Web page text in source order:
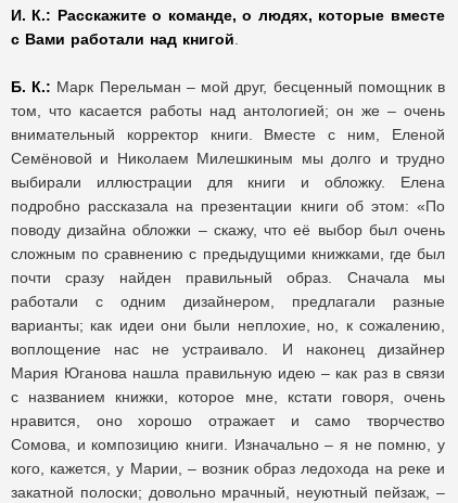
И. К.: Расскажите о команде, о людях, которые вместе
с Вами работали над книгой
Б. К.: Марк Перельман – мой друг, бесценный помощник в
том, что касается работы над антологией; он же – очень
внимательный корректор книги. Вместе с ним, Еленой
Семёновой и Николаем Милешкиным мы долго и трудно
выбирали иллюстрации для книги и обложку. Елена
подробно рассказала на презентации книги об этом: «По
поводу дизайна обложки – скажу, что её выбор был очень
сложным по сравнению с предыдущими книжками, где был
почти сразу найден правильный образ. Сначала мы
работали с одним дизайнером, предлагали разные
варианты; как идеи они были неплохие, но, к сожалению,
воплощение нас не устраивало. И наконец дизайнер
Мария Юганова нашла правильную идею – как раз в связи
с названием книжки, которое мне, кстати говоря, очень
нравится, оно хорошо отражает и само творчество
Сомова, и композицию книги. Изначально – я не помню, у
кого, кажется, у Марии, – возник образ ледохода на реке и
закатной полоски; довольно мрачный, неуютный пейзаж, –